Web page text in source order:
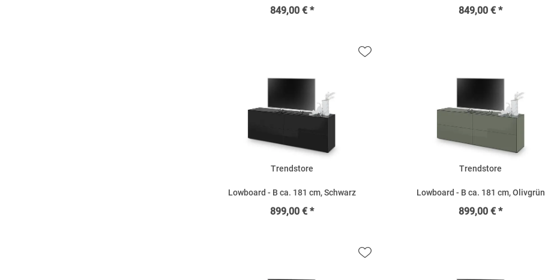
849,00 € * 849,00 € *
Trendstore
Lowboard - B ca. 181 cm, Schwarz
899,00 € *
Trendstore
Lowboard - B ca. 181 cm, Olivgrün
899,00 € *